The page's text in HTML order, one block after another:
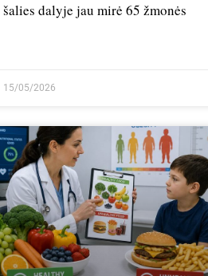
šalies dalyje jau mirė 65 žmonės
15/05/2026